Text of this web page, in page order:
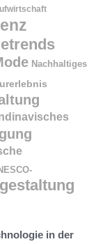
Nachhaltiges
in der